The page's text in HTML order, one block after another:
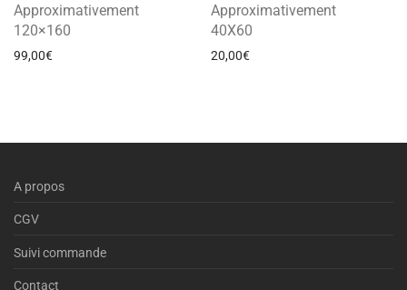
Approximativement
120×160
99,00€
Approximativement
40X60
20,00€
A propos
CGV
Suivi commande
Contact